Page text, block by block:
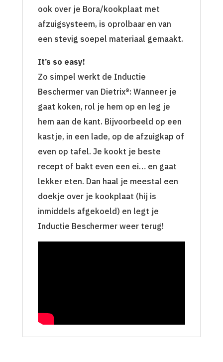
ook over je Bora/kookplaat met
afzuigsysteem, is oprolbaar en van
een stevig soepel materiaal gemaakt.
It’s so easy!
Zo simpel werkt de Inductie
Beschermer van Dietrix®: Wanneer je
gaat koken, rol je hem op en leg je
hem aan de kant. Bijvoorbeeld op een
kastje, in een lade, op de afzuigkap of
even op tafel. Je kookt je beste
recept of bakt even een ei… en gaat
lekker eten. Dan haal je meestal een
doekje over je kookplaat (hij is
inmiddels afgekoeld) en legt je
Inductie Beschermer weer terug!